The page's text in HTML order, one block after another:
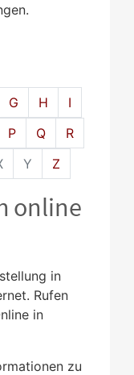
G H
I
P Q
R
Y Z
online
in
Rufen
in
zu